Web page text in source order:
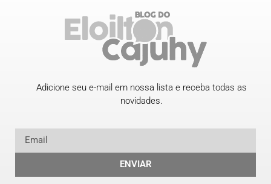
Adicione seu e-mail em nossa lista e receba todas as
novidades.
ENVIAR